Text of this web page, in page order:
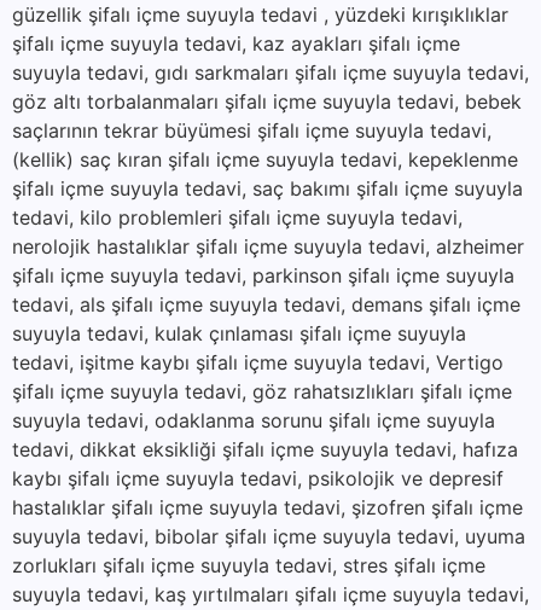
güzellik şifalı içme suyuyla tedavi , yüzdeki kırışıklıklar
şifalı içme suyuyla tedavi, kaz ayakları şifalı içme
suyuyla tedavi, gıdı sarkmaları şifalı içme suyuyla tedavi,
göz altı torbalanmaları şifalı içme suyuyla tedavi, bebek
saçlarının tekrar büyümesi şifalı içme suyuyla tedavi,
(kellik) saç kıran şifalı içme suyuyla tedavi, kepeklenme
şifalı içme suyuyla tedavi, saç bakımı şifalı içme suyuyla
tedavi, kilo problemleri şifalı içme suyuyla tedavi,
nerolojik hastalıklar şifalı içme suyuyla tedavi, alzheimer
şifalı içme suyuyla tedavi, parkinson şifalı içme suyuyla
tedavi, als şifalı içme suyuyla tedavi, demans şifalı içme
suyuyla tedavi, kulak çınlaması şifalı içme suyuyla
tedavi, işitme kaybı şifalı içme suyuyla tedavi, Vertigo
şifalı içme suyuyla tedavi, göz rahatsızlıkları şifalı içme
suyuyla tedavi, odaklanma sorunu şifalı içme suyuyla
tedavi, dikkat eksikliği şifalı içme suyuyla tedavi, hafıza
kaybı şifalı içme suyuyla tedavi, psikolojik ve depresif
hastalıklar şifalı içme suyuyla tedavi, şizofren şifalı içme
suyuyla tedavi, bibolar şifalı içme suyuyla tedavi, uyuma
zorlukları şifalı içme suyuyla tedavi, stres şifalı içme
suyuyla tedavi, kaş yırtılmaları şifalı içme suyuyla tedavi,